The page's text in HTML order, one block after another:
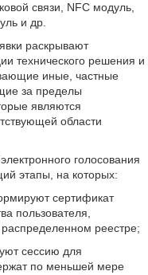
связи, NFC модуль,
и др.
раскрывают
технического решения и
иные, частные
за пределы
являются
области
голосования
этапы, на которых:
сертификат
пользователя,
реестре;
сессию для
по меньшей мере